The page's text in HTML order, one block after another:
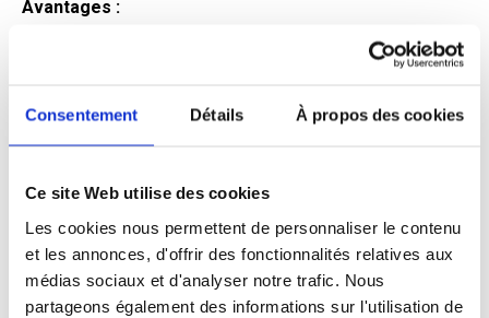
Consentement Détails À propos des cookies
Ce site Web utilise des cookies
Les cookies nous permettent de personnaliser le contenu
et les annonces, d'offrir des fonctionnalités relatives aux
médias sociaux et d'analyser notre trafic. Nous
partageons également des informations sur l'utilisation de
Avantages :
candidat
Profil recherché :
Expérience :